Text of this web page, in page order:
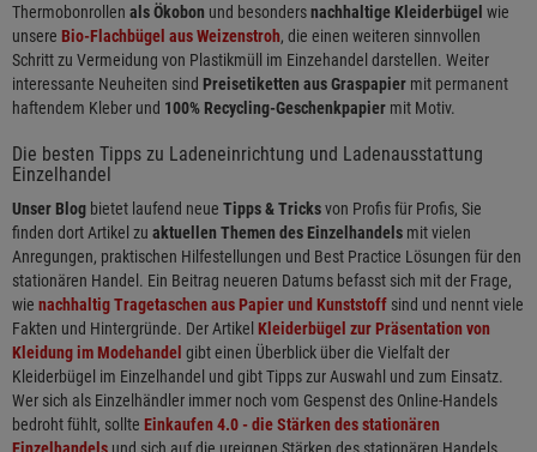
Thermobonrollen als Ökobon und besondersnachhaltige Kleiderbügel wie
unsere Bio-Flachbügel aus Weizenstroh, die einen weiteren sinnvollen
Schritt zu Vermeidung von Plastikmüll im Einzehandel darstellen. Weiter
interessante Neuheiten sind Preisetiketten aus Graspapier mit permanent
haftendem Kleber und 100% Recycling-Geschenkpapier mit Motiv.
Die besten Tipps zu Ladeneinrichtung und Ladenausstattung
Einzelhandel
Unser Blog bietet laufend neue Tipps & Tricksvon Profis für Profis, Sie
finden dort Artikel zu aktuellen Themen des Einzelhandels mit vielen
Anregungen, praktischen Hilfestellungen und Best Practice Lösungen für den
stationären Handel. Ein Beitrag neueren Datums befasst sich mit der Frage,
wie nachhaltig Tragetaschen aus Papier und Kunststoff sind und nennt viele
Fakten und Hintergründe. Der Artikel Kleiderbügel zur Präsentation von
Kleidung im Modehandel gibt einen Überblick über die Vielfalt der
Kleiderbügel im Einzelhandel und gibt Tipps zur Auswahl und zum Einsatz.
Wer sich als Einzelhändler immer noch vom Gespenst des Online-Handels
bedroht fühlt, sollte Einkaufen 4.0 - die Stärken des stationären